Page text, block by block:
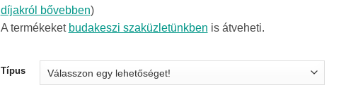
díjakról bővebben)
A termékeket budakeszi szaküzletünkben is átveheti.
Típus